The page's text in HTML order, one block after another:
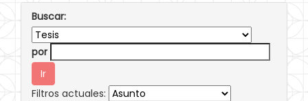
Buscar:
por
Filtros actuales: